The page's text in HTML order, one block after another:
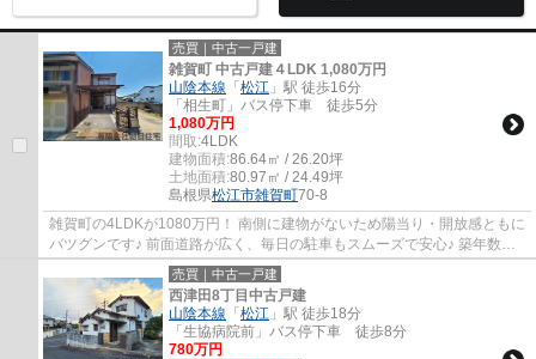
売買｜中古一戸建
雑賀町 中古戸建４LDK 1,080万円
山陰本線 「松江 」駅 徒歩16分
「相生町」バス停下車 徒歩5分
1,080万円
間取:4LDK
建物面積:86.64㎡ / 26.20坪
土地面積:80.97㎡ / 24.49坪
島根県松江市雑賀町70-8
雑賀町の4LDKが1080万円！ 南側に建物がないため陽当り・開放感ともに
バツグンです♪ 前面道路が広く、毎日の駐車もスムーズで安心♪ 築年数を
感じさせないほど室内状態も良好です。 コ...
売買｜中古一戸建
西津田8丁目中古戸建
山陰本線 「松江 」駅 徒歩18分
「生協病院前」バス停下車 徒歩8分
780万円